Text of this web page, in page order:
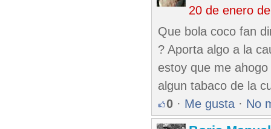
20 de enero
Que bola coco fan
? Aporta algo a la
estoy que me
algun tabaco de la
0 · Me gusta · No